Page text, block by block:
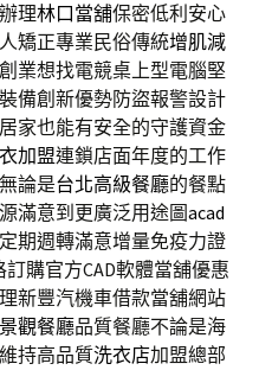
理林口當舖保密低利安心
矯正專業民俗傳統增肌減
業想找電競桌上型電腦堅
備創新優勢防盜報警設計
家也能有安全的守護資金
加盟連鎖店面年度的工作
論是台北高級餐廳的餐點
滿意到更廣泛用途圖acad
期週轉滿意增量免疫力證
購官方CAD軟體當舖優惠
新豐汽機車借款當舖網站
景觀餐廳品質餐廳不論是海
持高品質洗衣店加盟總部